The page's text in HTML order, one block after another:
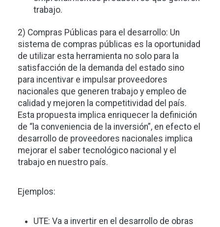
trabajo.
2) Compras Públicas para el desarrollo: Un
sistema de compras públicas es la oportunidad
de utilizar esta herramienta no solo para la
satisfacción de la demanda del estado sino
para incentivar e impulsar proveedores
nacionales que generen trabajo y empleo de
calidad y mejoren la competitividad del país.
Esta propuesta implica enriquecer la definición
de “la conveniencia de la inversión”, en efecto el
desarrollo de proveedores nacionales implica
mejorar el saber tecnológico nacional y el
trabajo en nuestro país.
Ejemplos:
UTE: Va a invertir en el desarrollo de obras